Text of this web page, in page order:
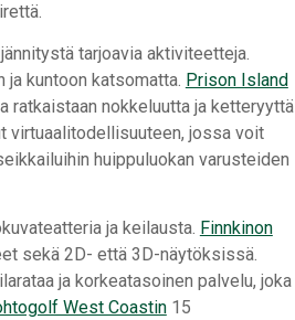
tarjoavia aktiviteetteja.
kuntoon katsomatta. Prison Island
ratkaistaan nokkeluutta ja ketteryyttä
virtuaalitodellisuuteen, jossa voit
huippuluokan varusteiden
ja keilausta. Finnkinon
sekä 2D- että 3D-näytöksissä.
ja korkeatasoinen palvelu, joka
West Coastin15